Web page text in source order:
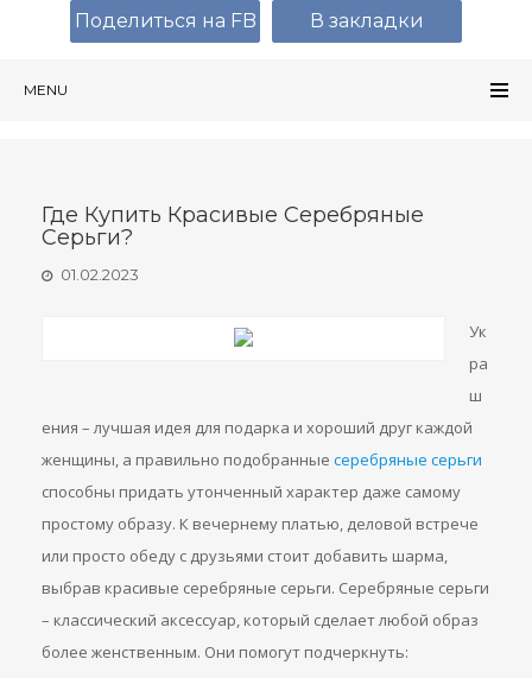
MENU
Где Купить Красивые Серебряные
Серьги?
01.02.2023
Ук
ра
ш
ения – лучшая идея для подарка и хороший друг каждой
женщины, а правильно подобранные серебряные серьги
способны придать утонченный характер даже самому
простому образу. К вечернему платью, деловой встрече
или просто обеду с друзьями стоит добавить шарма,
выбрав красивые серебряные серьги. Серебряные серьги
– классический аксессуар, который сделает любой образ
более женственным. Они помогут подчеркнуть:
Поделиться на FB В закладки